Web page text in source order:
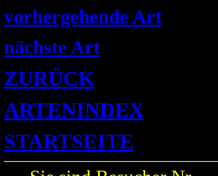
vorhergehende Art
nächste Art
ZURÜCK
ARTENINDEX
STARTSEITE